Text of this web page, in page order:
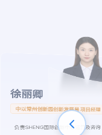
张丹
璞跃中国常州创新中心 项目经理
负责璞跃常州OPC国际社区运营及咨询